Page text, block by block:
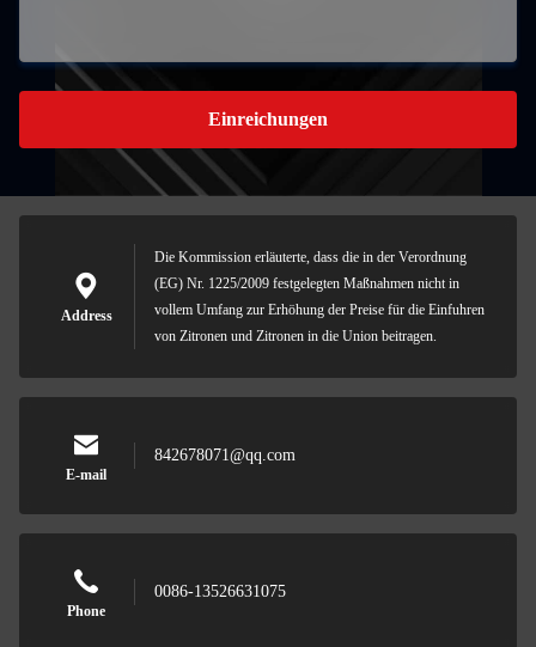
Einreichungen
Address
Die Kommission erläuterte, dass die in der Verordnung
(EG) Nr. 1225/2009 festgelegten Maßnahmen nicht in
vollem Umfang zur Erhöhung der Preise für die Einfuhren
von Zitronen und Zitronen in die Union beitragen.
E-mail
842678071@qq.com
Phone
0086-13526631075